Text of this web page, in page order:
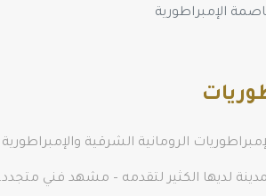
الإمبراطورية
الرومانية الشرقية
لديها الكثير لتقدمه – مشهد فني